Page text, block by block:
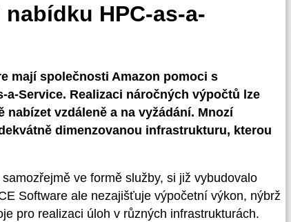
HPC-as-a-
mají společnosti Amazon pomoci s
Service. Realizaci náročných výpočtů lze
vzdáleně a na vyžádání. Mnozí
dimenzovanou infrastrukturu, kterou
ve formě služby, si již vybudovalo
Software ale nezajišťuje výpočetní výkon, nýbrž
pro realizaci úloh v různých infrastrukturách.